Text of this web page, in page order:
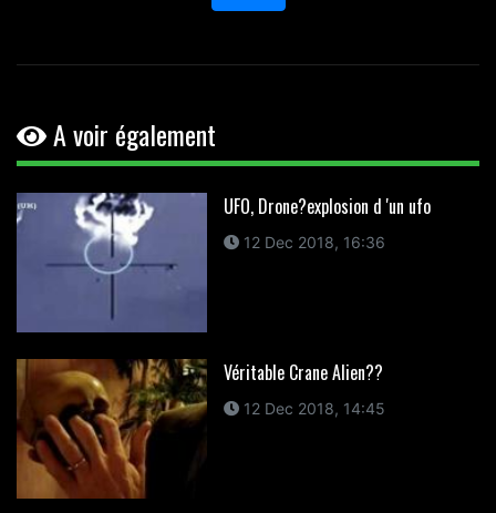
A voir également
UFO, Drone?explosion d 'un ufo
12 Dec 2018, 16:36
Véritable Crane Alien??
12 Dec 2018, 14:45